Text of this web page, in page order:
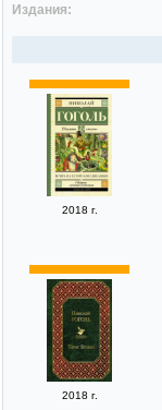
Издания:
2018 г.
2018 г.